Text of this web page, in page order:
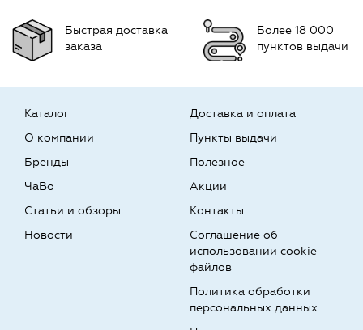
Быстрая доставка
заказа
Более 18 000
пунктов выдачи
Каталог
О компании
Бренды
Доставка и оплата
Пункты выдачи
Полезное
ЧаВо
Статьи и обзоры
Новости
Акции
Контакты
Соглашение об
использовании cookie-
файлов
Политика обработки
персональных данных